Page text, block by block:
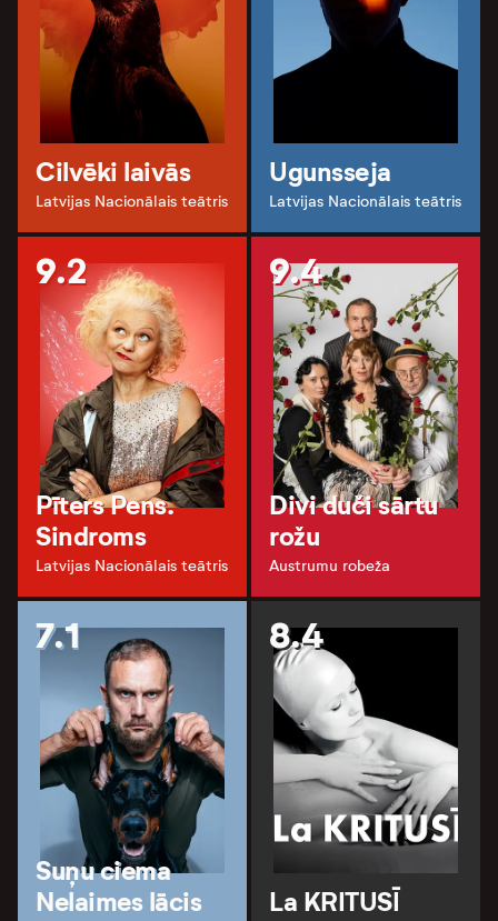
Cilvēki laivās
Latvijas Nacionālais teātris
Ugunsseja
Latvijas Nacionālais teātris
9.2
Pīters Pens.
Sindroms
Latvijas Nacionālais teātris
9.4
Divi duči sārtu
rožu
Austrumu robeža
7.1
Suņu ciema
Nelaimes lācis
8.4
La KRITUSĪ